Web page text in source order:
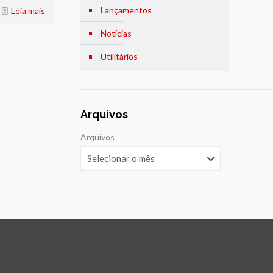
Leia mais Lançamentos
Notícias
Utilitários
Arquivos
Arquivos